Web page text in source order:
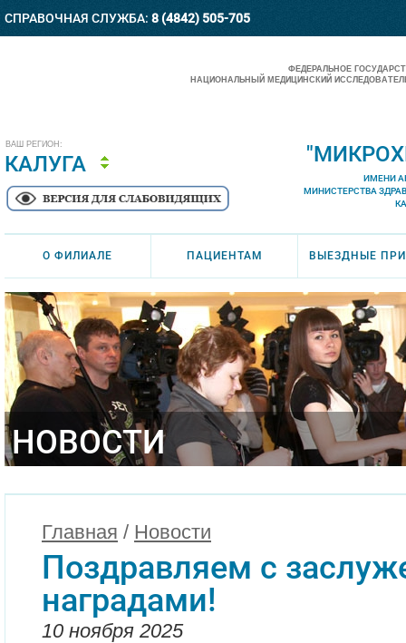
СПРАВОЧНАЯ СЛУЖБА: 8 (4842) 505-705
ВАШ РЕГИОН:
КАЛУГА
ФЕДЕРАЛЬНОЕ
НАЦИОНАЛЬНЫЙ МЕДИЦИНСКИЙ
ИМЕНИ
МИНИСТЕРСТВА
О ФИЛИАЛЕ ПАЦИЕНТАМ ВЫЕЗДНЫЕ
НОВОСТИ
Главная / Новости
Поздравляем с
наградами!
10 ноября 2025